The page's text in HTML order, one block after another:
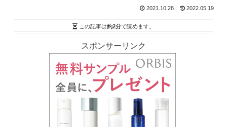
2021.10.28 2022.05.19
この記事は約2分で読めます。
スポンサーリンク